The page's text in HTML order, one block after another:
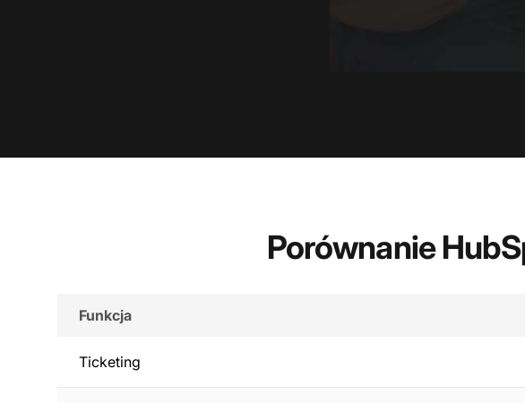
Porównanie
Funkcja
Ticketing